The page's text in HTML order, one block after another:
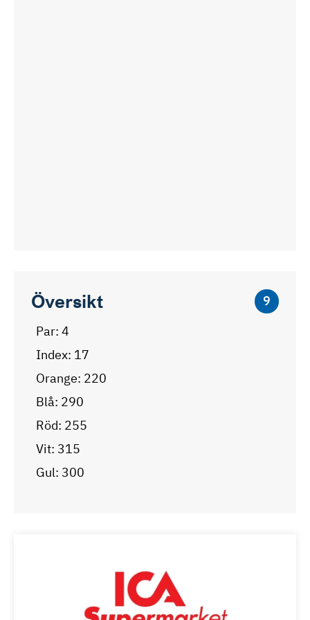
Översikt
9
Par: 4
Index: 17
Orange: 220
Blå: 290
Röd: 255
Vit: 315
Gul: 300